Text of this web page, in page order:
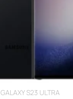
GALAXY S23 ULTRA